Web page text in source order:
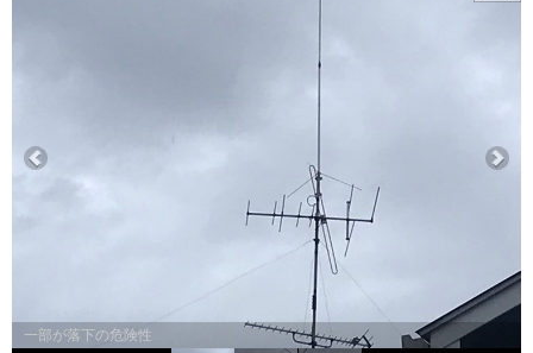
一部が落下の危険性